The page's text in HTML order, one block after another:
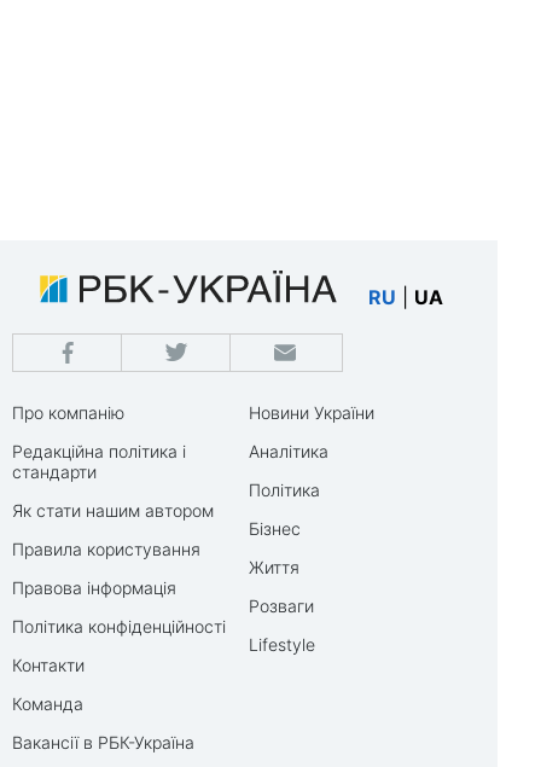
RU UA
Про компанію
Редакційна політика і
стандарти
Як стати нашим автором
Правила користування
Правова інформація
Політика конфіденційності
Контакти
Команда
Вакансії в РБК-Україна
Новини України
Аналітика
Політика
Бізнес
Життя
Розваги
Lifestyle